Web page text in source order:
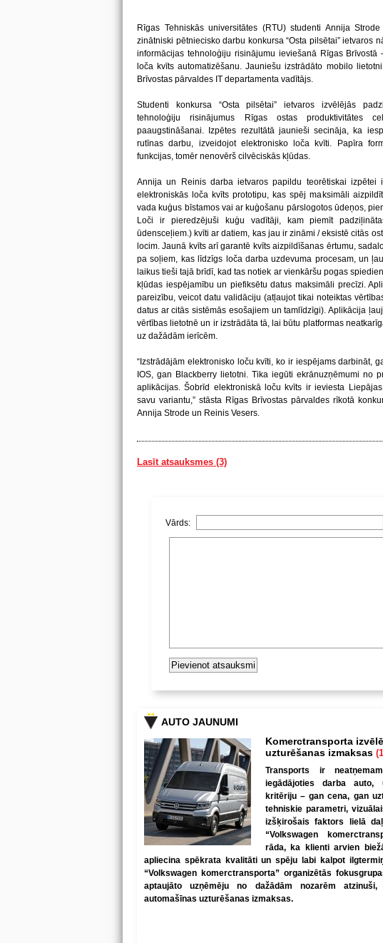
Rīgas Tehniskās universitātes (RTU) studenti Annija
zinātniski pētniecisko darbu konkursa “Osta pilsētai” ietvaros
informācijas tehnoloģiju risinājumu ieviešanā Rīgas Brīvostā
loča kvīts automatizēšanu. Jauniešu izstrādāto mobilo
Brīvostas pārvaldes IT departamenta vadītājs.
Studenti konkursa “Osta pilsētai” ietvaros izvēlējās
tehnoloģiju risinājumus Rīgas ostas produktivitātes
paaugstināšanai. Izpētes rezultātā jaunieši secināja, ka
rutīnas darbu, izveidojot elektronisko loča kvīti. Papīra
funkcijas, tomēr nenovērš cilvēciskās kļūdas.
Annija un Reinis darba ietvaros papildu teorētiskai izpētei
elektroniskās loča kvīts prototipu, kas spēj maksimāli
vada kuģus bīstamos vai ar kuģošanu pārslogotos ūdeņos,
Loči ir pieredzējuši kuģu vadītāji, kam piemīt
ūdensceļiem.) kvīti ar datiem, kas jau ir zināmi / eksistē citās
locim. Jaunā kvīts arī garantē kvīts aizpildīšanas ērtumu,
pa soļiem, kas līdzīgs loča darba uzdevuma procesam, un
laikus tieši tajā brīdī, kad tas notiek ar vienkāršu pogas
kļūdas iespējamību un piefiksētu datus maksimāli precīzi.
pareizību, veicot datu validāciju (atļaujot tikai noteiktas
datus ar citās sistēmās esošajiem un tamlīdzīgi). Aplikācija
vērtības lietotnē un ir izstrādāta tā, lai būtu platformas
uz dažādām ierīcēm.
“Izstrādājām elektronisko loču kvīti, ko ir iespējams darbināt,
IOS, gan Blackberry lietotni. Tika iegūti ekrānuzņēmumi no
aplikācijas. Šobrīd elektroniskā loču kvīts ir ieviesta
savu variantu,” stāsta Rīgas Brīvostas pārvaldes rīkotā
Annija Strode un Reinis Vesers.
Lasīt atsauksmes (3)
Vārds:
AUTO JAUNUMI
Komerctransporta
uzturēšanas izmaksas
Transports ir
iegādājoties darba auto,
kritēriju – gan cena, gan
tehniskie parametri,
izšķirošais faktors lielā
“Volkswagen
rāda, ka klienti arvien
apliecina spēkrata kvalitāti un spēju labi kalpot
“Volkswagen komerctransporta” organizētās
aptaujāto uzņēmēju no dažādām nozarēm
automašīnas uzturēšanas izmaksas.